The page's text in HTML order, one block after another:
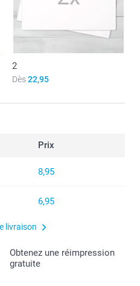
2
Dès22,95
Prix
8,95
6,95
livraison
Obtenez une réimpression
gratuite